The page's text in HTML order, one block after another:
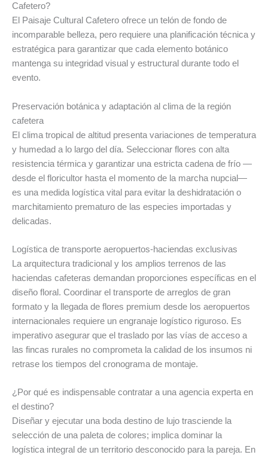
Cafetero?
El Paisaje Cultural Cafetero ofrece un telón de fondo de
incomparable belleza, pero requiere una planificación técnica y
estratégica para garantizar que cada elemento botánico
mantenga su integridad visual y estructural durante todo el
evento.
Preservación botánica y adaptación al clima de la región
cafetera
El clima tropical de altitud presenta variaciones de temperatura
y humedad a lo largo del día. Seleccionar flores con alta
resistencia térmica y garantizar una estricta cadena de frío —
desde el floricultor hasta el momento de la marcha nupcial—
es una medida logística vital para evitar la deshidratación o
marchitamiento prematuro de las especies importadas y
delicadas.
Logística de transporte aeropuertos-haciendas exclusivas
La arquitectura tradicional y los amplios terrenos de las
haciendas cafeteras demandan proporciones específicas en el
diseño floral. Coordinar el transporte de arreglos de gran
formato y la llegada de flores premium desde los aeropuertos
internacionales requiere un engranaje logístico riguroso. Es
imperativo asegurar que el traslado por las vías de acceso a
las fincas rurales no comprometa la calidad de los insumos ni
retrase los tiempos del cronograma de montaje.
¿Por qué es indispensable contratar a una agencia experta en
el destino?
Diseñar y ejecutar una boda destino de lujo trasciende la
selección de una paleta de colores; implica dominar la
logística integral de un territorio desconocido para la pareja. En